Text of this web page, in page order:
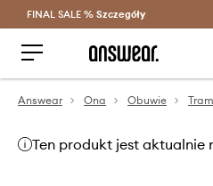
Oszczędzaj z
FINAL SALE % Szczegóły
Answear Ona Obuwie
Ten produkt jest aktualnie